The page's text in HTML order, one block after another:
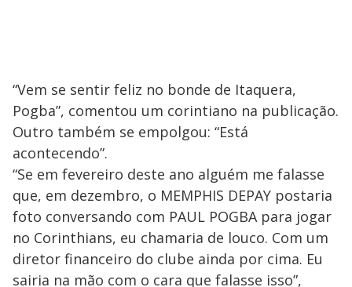
“Vem se sentir feliz no bonde de Itaquera,
Pogba”, comentou um corintiano na publicação.
Outro também se empolgou: “Está
acontecendo”.
“Se em fevereiro deste ano alguém me falasse
que, em dezembro, o MEMPHIS DEPAY postaria
foto conversando com PAUL POGBA para jogar
no Corinthians, eu chamaria de louco. Com um
diretor financeiro do clube ainda por cima. Eu
sairia na mão com o cara que falasse isso”,